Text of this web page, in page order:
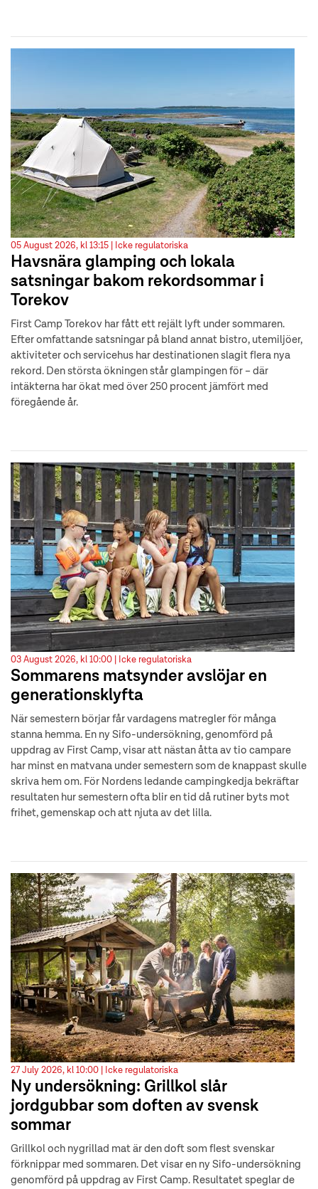
05 August 2026, kl 13:15 | Icke regulatoriska
Havsnära glamping och lokala
satsningar bakom rekordsommar i
Torekov
First Camp Torekov har fått ett rejält lyft under sommaren.
Efter omfattande satsningar på bland annat bistro, utemiljöer,
aktiviteter och servicehus har destinationen slagit flera nya
rekord. Den största ökningen står glampingen för – där
intäkterna har ökat med över 250 procent jämfört med
föregående år.
03 August 2026, kl 10:00 | Icke regulatoriska
Sommarens matsynder avslöjar en
generationsklyfta
När semestern börjar får vardagens matregler för många
stanna hemma. En ny Sifo-undersökning, genomförd på
uppdrag av First Camp, visar att nästan åtta av tio campare
har minst en matvana under semestern som de knappast skulle
skriva hem om. För Nordens ledande campingkedja bekräftar
resultaten hur semestern ofta blir en tid då rutiner byts mot
frihet, gemenskap och att njuta av det lilla.
27 July 2026, kl 10:00 | Icke regulatoriska
Ny undersökning: Grillkol slår
jordgubbar som doften av svensk
sommar
Grillkol och nygrillad mat är den doft som flest svenskar
förknippar med sommaren. Det visar en ny Sifo-undersökning
genomförd på uppdrag av First Camp. Resultatet speglar de